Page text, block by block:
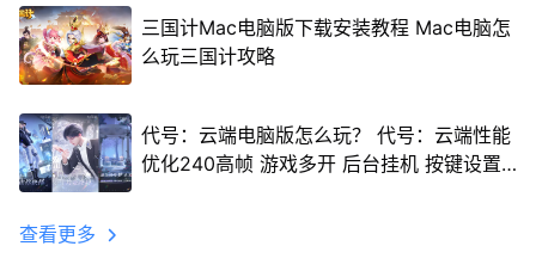
三国计Mac电脑版下载安装教程 Mac电脑怎
么玩三国计攻略
代号：云端电脑版怎么玩？ 代号：云端性能
优化240高帧 游戏多开 后台挂机 按键设置
查看更多